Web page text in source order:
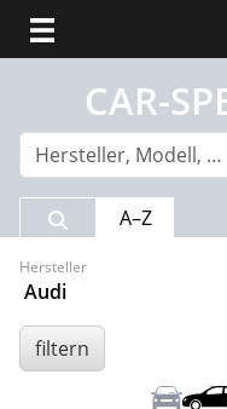
CAR-
Suchergebnis
A–Z
Hersteller
filtern
FrontLinks